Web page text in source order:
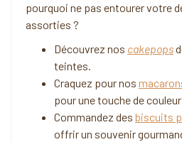
pourquoi ne pas entourer votre
assorties ?
Découvrez nos cakepops
teintes.
Craquez pour nos
pour une touche de
Commandez des biscuits
offrir un souvenir